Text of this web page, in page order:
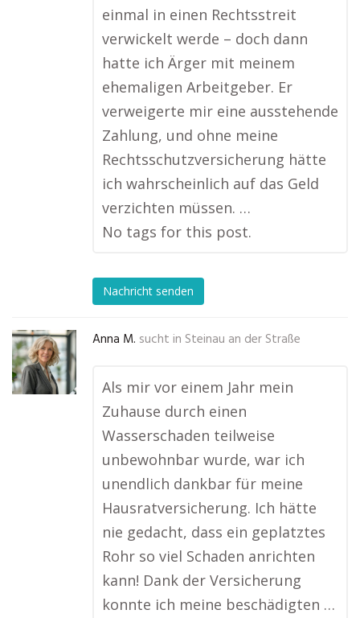
einmal in einen Rechtsstreit
verwickelt werde – doch dann
hatte ich Ärger mit meinem
ehemaligen Arbeitgeber. Er
verweigerte mir eine ausstehende
Zahlung, und ohne meine
Rechtsschutzversicherung hätte
ich wahrscheinlich auf das Geld
verzichten müssen. …
No tags for this post.
Nachricht senden
Anna M. sucht in Steinau an der Straße
Als mir vor einem Jahr mein
Zuhause durch einen
Wasserschaden teilweise
unbewohnbar wurde, war ich
unendlich dankbar für meine
Hausratversicherung. Ich hätte
nie gedacht, dass ein geplatztes
Rohr so viel Schaden anrichten
kann! Dank der Versicherung
konnte ich meine beschädigten …